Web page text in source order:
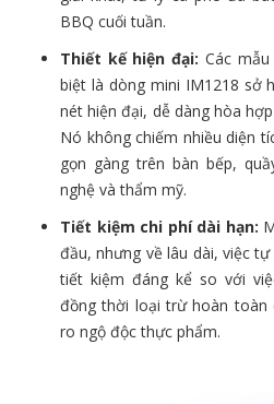
BBQ cuối tuần.
Thiết kế hiện đại: Các
biệt là dòng mini IM1218 sở
nét hiện đại, dễ dàng hòa
Nó không chiếm nhiều diện
gọn gàng trên bàn bếp,
nghệ và thẩm mỹ.
Tiết kiệm chi phí dài hạn:
đầu, nhưng về lâu dài, việc
tiết kiệm đáng kể so với
đồng thời loại trừ hoàn toàn
ro ngộ độc thực phẩm.